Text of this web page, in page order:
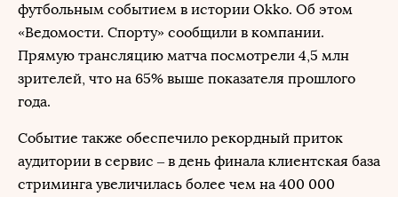
футбольным событием в истории Okko. Об этом
«Ведомости. Спорту» сообщили в компании.
Прямую трансляцию матча посмотрели 4,5 млн
зрителей, что на 65% выше показателя прошлого
года.
Событие также обеспечило рекордный приток
аудитории в сервис – в день финала клиентская база
стриминга увеличилась более чем на 400 000